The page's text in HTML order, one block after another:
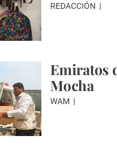
REDACCIÓN
Emiratos
Mocha
WAM